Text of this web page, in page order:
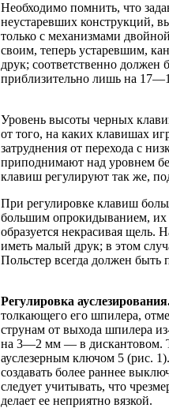
Необходимо помнить, что
неустаревших конструкций,
только с механизмами
своим, теперь устаревшим,
друк; соответственно
приблизительно лишь на
Уровень высоты черных
от того, на каких клавишах
затруднения от перехода с
приподнимают над уровнем
клавиш регулируют так же,
При регулировке клавиш
большим опрокидыванием,
образуется некрасивая щель.
иметь малый друк; в этом
Польстер всегда должен быть
Регулировка
толкающего его шпилера,
струнам от выхода шпилера
на 3—2 мм — в дискантовом.
ауслезерным ключом 5 (рис.
создавать более раннее
следует учитывать, что
делает ее неприятно вязкой.